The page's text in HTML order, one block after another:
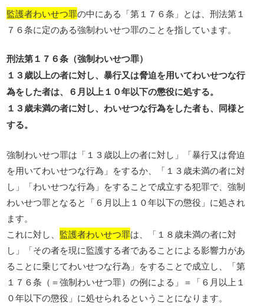
監護者わいせつ罪の中にある「第１７６条」とは、刑法第１
７６条に定のある強制わいせつ罪のことを指しています。
刑法第１７６条（強制わいせつ罪）
１３歳以上の者に対し、暴行又は脅迫を用いてわいせつな行
為をした者は、６月以上１０年以下の懲役に処する。
１３歳未満の者に対し、わいせつな行為をした者も、同様と
する。
強制わいせつ罪は「１３歳以上の者に対し」「暴行又は脅迫
を用いてわいせつな行為」をするか、「１３歳未満の者に対
し」「わいせつな行為」をすることで成立する犯罪で、強制
わいせつ罪となると「６月以上１０年以下の懲役」に処され
ます。
これに対し、 監護者わいせつ罪は、「１８歳未満の者に対
し」「その者を現に監護する者であることによる影響力があ
ることに乗じてわいせつな行為」をすることで成立し、「第
１７６条（＝強制わいせつ罪）の例による」＝「６月以上１
０年以下の懲役」に処せられるということになります。